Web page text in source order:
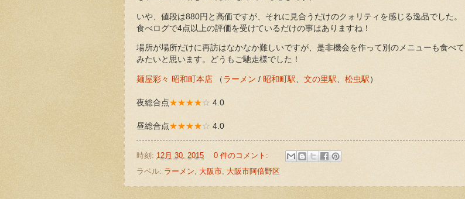
いや、値段は880円と高価ですが、それに見合うだけのクォリティを感じる逸品でした。
食べログで4点以上の評価を受けているだけの事はありますね！
場所が場所だけに再訪はなかなか難しいですが、是非機会を作って別のメニューも食べて
みたいと思います。どうもご馳走様でした！
麺屋彩々 昭和町本店 （ ラーメン / 昭和町駅 文の里駅 松虫駅 ）
夜総合点★★★★ ☆ 4.0
昼総合点★★★★ ☆ 4.0
時刻: 12月 30, 2015
0 件のコメント:
ラベル: ラーメン 大阪市 大阪市阿倍野区